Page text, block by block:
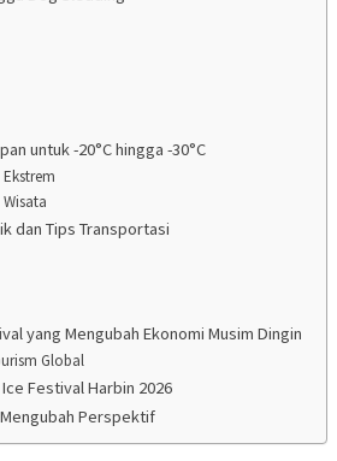
untuk -20°C hingga -30°C
dan Tips Transportasi
yang Mengubah Ekonomi Musim Dingin
Global
Festival Harbin 2026
Perspektif